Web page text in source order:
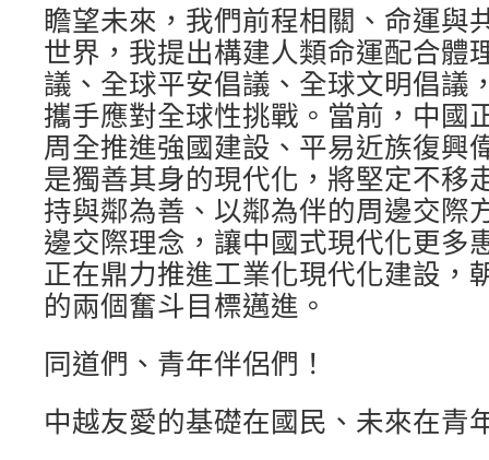
瞻望未來，我們前程相關、命運與
世界，我提出構建人類命運配合體
議、全球平安倡議、全球文明倡議
攜手應對全球性挑戰。當前，中國
周全推進強國建設、平易近族復興
是獨善其身的現代化，將堅定不移
持與鄰為善、以鄰為伴的周邊交際
邊交際理念，讓中國式現代化更多
正在鼎力推進工業化現代化建設，
的兩個奮斗目標邁進。
同道們、青年伴侶們！
中越友愛的基礎在國民、未來在青